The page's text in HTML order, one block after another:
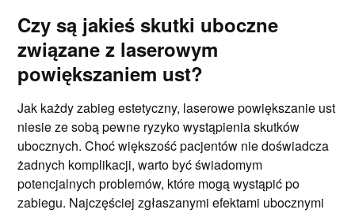
Czy są jakieś skutki uboczne
związane z laserowym
powiększaniem ust?
Jak każdy zabieg estetyczny, laserowe powiększanie ust
niesie ze sobą pewne ryzyko wystąpienia skutków
ubocznych. Choć większość pacjentów nie doświadcza
żadnych komplikacji, warto być świadomym
potencjalnych problemów, które mogą wystąpić po
zabiegu. Najczęściej zgłaszanymi efektami ubocznymi